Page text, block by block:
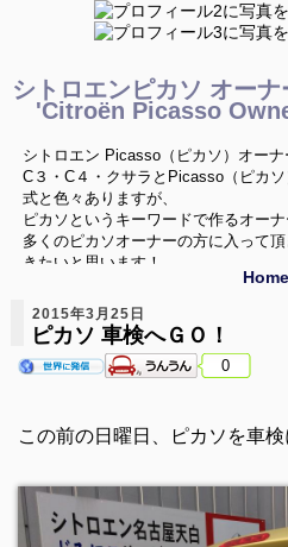
シトロエンピカソ オー
'Citroën Picasso
シトロエン Picasso（ピカソ）オーナ
C３・C４・クサラとPicasso（ピカ
式と色々ありますが、
ピカソというキーワードで作るオーナ
多くのピカソオーナーの方に入って
きたいと思います！
ご興味を持たれたPicassoオーナーの
Home
2015年3月25日
ピカソ 車検へＧＯ！
0
この前の日曜日、ピカソを車検